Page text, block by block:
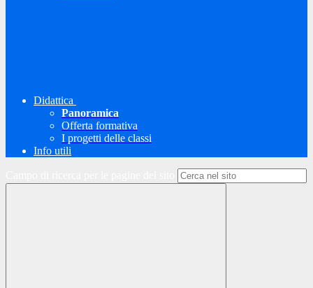
Didattica
Panoramica
Offerta formativa
I progetti delle classi
Info utili